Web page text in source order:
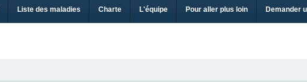
Liste des maladies Charte L'équipe Pour aller plus loin Demander